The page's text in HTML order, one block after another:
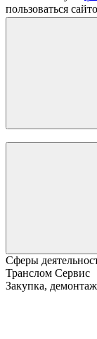
пользоваться
Сферы
Транслом Сервис
Закупка,